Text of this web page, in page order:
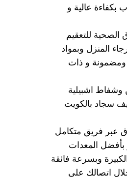
عالية و
للتعقيم
المنزل وبمواد
و ذات
اشبيلية
سجاد بالكويت
عبر فريق متكامل
بأفضل المعدات
وبسرعة فائقة
اتصالك على